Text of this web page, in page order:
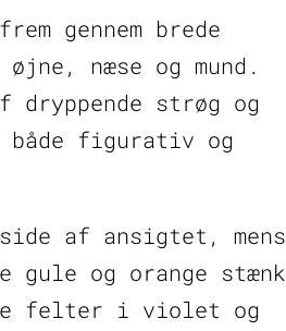
gennem brede
næse og mund.
dryppende strøg og
både figurativ og
af ansigtet, mens
gule og orange stænk
felter i violet og